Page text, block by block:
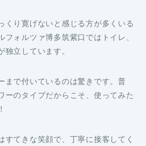
くり寛げないと感じる方が多くいる
フォルツァ博多筑紫口ではトイレ、
独立しています。
まで付いているのは驚きです。普
ーのタイプだからこそ、使ってみた
すてきな笑顔で、丁寧に接客してく